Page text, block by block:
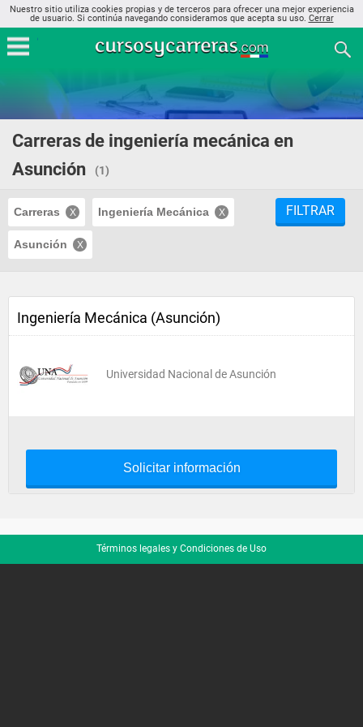
Nuestro sitio utiliza cookies propias y de terceros para ofrecer una mejor experiencia
de usuario. Si continúa navegando consideramos que acepta su uso. Cerrar
Carreras de ingeniería mecánica en
Asunción
(1)
Carreras Ingeniería Mecánica
Asunción
FILTRAR
Ingeniería Mecánica (Asunción)
Universidad Nacional de Asunción
Solicitar información
Términos legales y Condiciones de Uso